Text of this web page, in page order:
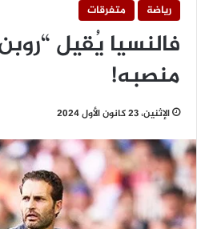
رياضة
متفرقات
فالنسيا يُقيل
منصبه!
الإثنين، 23 كانون الأول 2024